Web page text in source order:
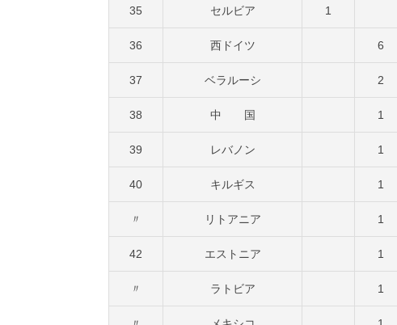
35 セルビア 1
36 西ドイツ 6
37 ベラルーシ 2
38 中 国 1
39 レバノン 1
40 キルギス 1
〃 リトアニア 1
42 エストニア 1
〃 ラトビア 1